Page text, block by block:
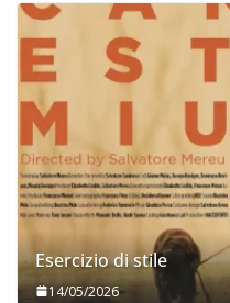
Esercizio di stile
14/05/2026